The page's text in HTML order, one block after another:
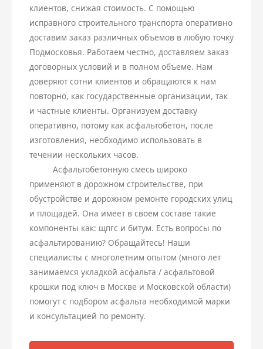
клиентов, снижая стоимость. С помощью
исправного строительного транспорта оперативно
доставим заказ различных объемов в любую точку
Подмосковья. Работаем честно, доставляем заказ
договорных условий и в полном объеме. Нам
доверяют сотни клиентов и обращаются к нам
повторно, как государственные организации, так
и частные клиенты. Организуем доставку
оперативно, потому как асфальтобетон, после
изготовления, необходимо использовать в
течении нескольких часов.
Асфальтобетонную смесь широко
применяют в дорожном строительстве, при
обустройстве и дорожном ремонте городских улиц
и площадей. Она имеет в своем составе такие
компоненты как: щпгс и битум. Есть вопросы по
асфальтированию? Обращайтесь! Наши
специалисты с многолетним опытом (много лет
занимаемся укладкой асфальта / асфальтовой
крошки под ключ в Москве и Московской области)
помогут с подбором асфальта необходимой марки
и консультацией по ремонту.